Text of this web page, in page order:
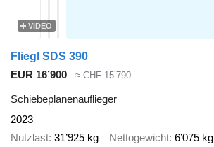
VIDEO
Fliegl SDS 390
EUR 16’900
≈ CHF 15’790
Schiebeplanenauflieger
2023
Nutzlast 31’925 kg Nettogewicht 6’075 kg